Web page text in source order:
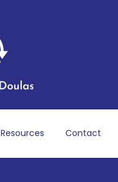
Resources Contact